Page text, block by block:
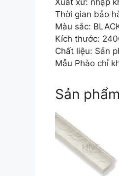
Xuất xứ: nhập
Thời gian bảo
Màu sắc:
Kích thước:
Chất liệu: Sản
Mẫu Phào chỉ
Sản